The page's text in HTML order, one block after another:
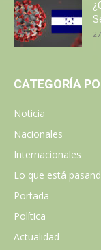
CATEGORÍA
Noticia
Nacionales
Internacionales
Lo que está
Portada
Política
Actualidad